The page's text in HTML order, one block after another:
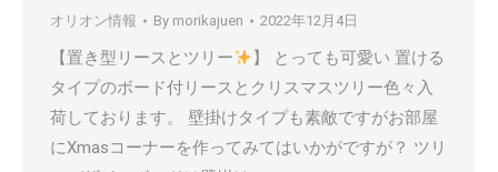
オリオン情報 By morikajuen 2022年12月4日
【置き型リースとツリー
】 とっても可愛い 置ける
タイプのボード付リースとクリスマスツリー色々入
荷しております。 壁掛けタイプも素敵ですがお部屋
にXmasコーナーを作ってみてはいかがですが？ ツリ